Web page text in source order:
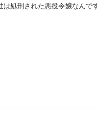
は処刑された悪役令嬢なん